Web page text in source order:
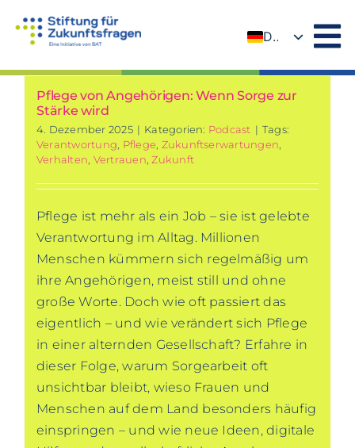
Inhalt
DE
Pflege von Angehörigen: Wenn Sorge zur
Stärke wird
4. Dezember 2025 | Kategorien: Podcast | Tags:
Verantwortung Pflege Zukunftserwartungen
Verhalten Vertrauen ,Zukunft
Pflege ist mehr als ein Job – sie ist gelebte
Verantwortung im Alltag. Millionen
Menschen kümmern sich regelmäßig um
ihre Angehörigen, meist still und ohne
große Worte. Doch wie oft passiert das
eigentlich – und wie verändert sich Pflege
in einer alternden Gesellschaft? Erfahre in
dieser Folge, warum Sorgearbeit oft
unsichtbar bleibt, wieso Frauen und
Menschen auf dem Land besonders häufig
einspringen – und wie neue Ideen, digitale